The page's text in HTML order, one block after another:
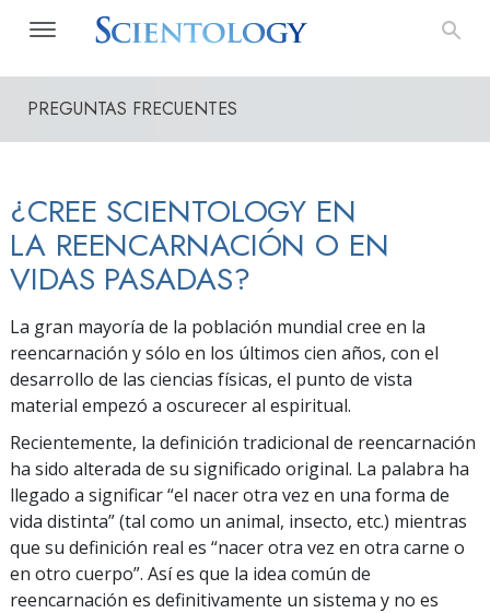
PREGUNTAS FRECUENTES
¿CREE SCIENTOLOGY EN
LA REENCARNACIÓN O EN
VIDAS PASADAS?
La gran mayoría de la población mundial cree en la
reencarnación y sólo en los últimos cien años, con el
desarrollo de las ciencias físicas, el punto de vista
material empezó a oscurecer al espiritual.
Recientemente, la definición tradicional de reencarnación
ha sido alterada de su significado original. La palabra ha
llegado a significar “el nacer otra vez en una forma de
vida distinta” (tal como un animal, insecto, etc.) mientras
que su definición real es “nacer otra vez en otra carne o
en otro cuerpo”. Así es que la idea común de
reencarnación es definitivamente un sistema y no es